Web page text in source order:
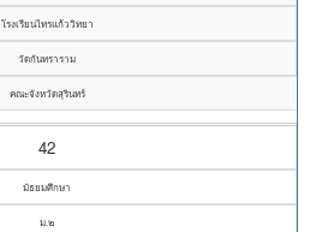
โรงเรียนไทรแก้ววิทยา
วัดกันทราราม
คณะจังหวัดสุรินทร์
42
มัธยมศึกษา
ม.๒